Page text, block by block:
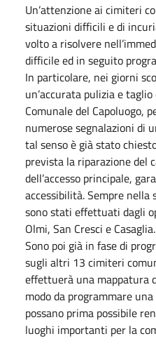
Un’attenzione ai cimiteri
situazioni difficili e di
volto a risolvere
difficile ed in seguito
In particolare, nei giorni
un’accurata pulizia e
Comunale del Capoluogo,
numerose segnalazioni di
tal senso è già stato
prevista la riparazione del
dell’accesso principale,
accessibilità. Sempre
sono stati effettuati dagli
Olmi, San Cresci e Casaglia.
Sono poi già in fase di
sugli altri 13 cimiteri
effettuerà una mappatura
modo da programmare
possano prima possibile
luoghi importanti per la